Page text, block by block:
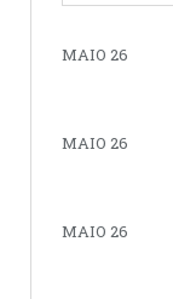
MAIO 26
MAIO 26
MAIO 26